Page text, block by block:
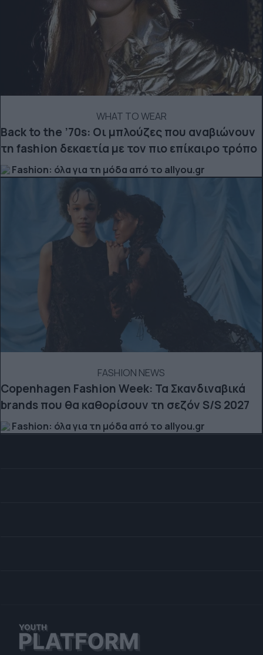
WHAT TO WEAR
Back to the ’70s: Οι μπλούζες που αναβιώνουν
τη fashion δεκαετία με τον πιο επίκαιρο τρόπο
Fashion: όλα για τη μόδα από το allyou.gr
FASHION NEWS
Copenhagen Fashion Week: Τα Σκανδιναβικά
brands που θα καθορίσουν τη σεζόν S/S 2027
Fashion: όλα για τη μόδα από το allyou.gr